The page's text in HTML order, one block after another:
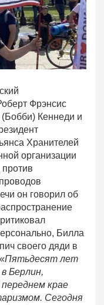
Фрэнсис
Кеннеди и
Хранителей
организации
он говорил об
Билла
своего дяди в
Пятьдесят лет
Берлин,
переднем крае
Сегодня